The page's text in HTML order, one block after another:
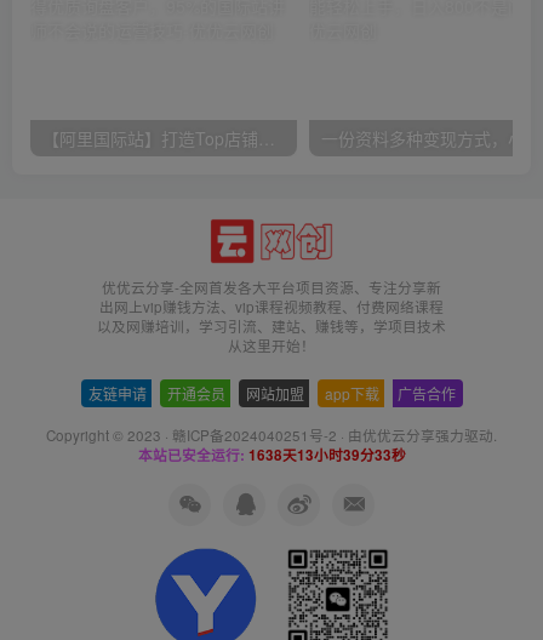
优优云分享-全网首发各大平台项目资源、专注分享新
出网上vip赚钱方法、vip课程视频教程、付费网络课程
以及网赚培训，学习引流、建站、赚钱等，学项目技术
从这里开始！
友链申请 开通会员 网站加盟 app下载 广告合作
Copyright © 2023 · 赣ICP备2024040251号-2 · 由优优云分享强力驱动.
本站已安全运行: 1638天13小时39分34秒